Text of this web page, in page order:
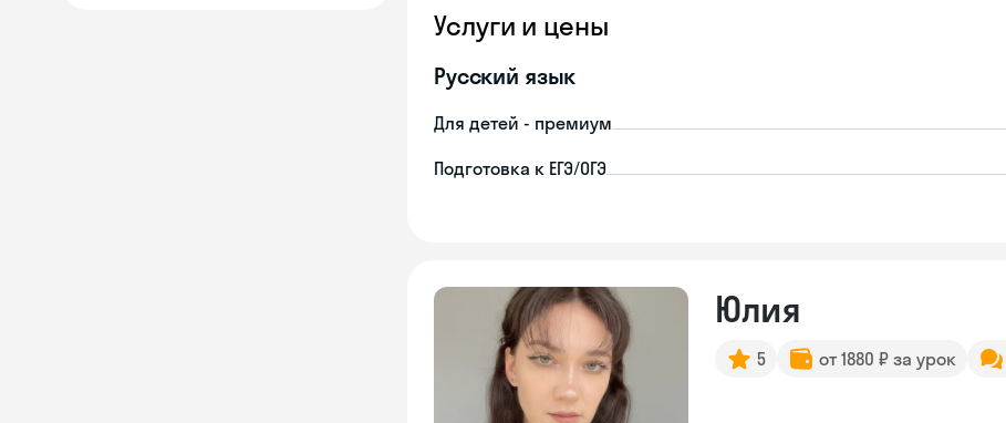
Услуги и цены
Русский язык
Для детей - премиум
Подготовка к ЕГЭ/ОГЭ
Юлия
5 от 1880 ₽ за урок